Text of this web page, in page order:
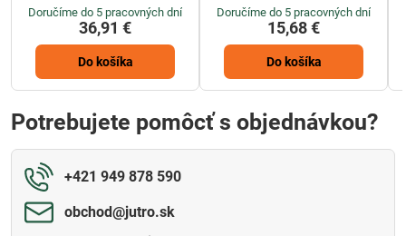
Doručíme do 5 pracovných dní
36,91 €
Do košíka
Doručíme do 5 pracovných dní
15,68 €
Do košíka
Potrebujete pomôcť s objednávkou?
+421 949 878 590
obchod​@jutro​.sk